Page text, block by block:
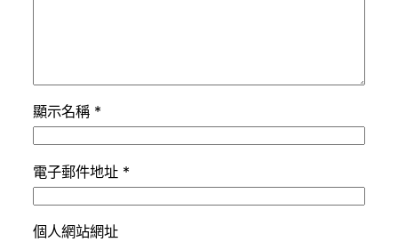
顯示名稱 *
電子郵件地址 *
個人網站網址